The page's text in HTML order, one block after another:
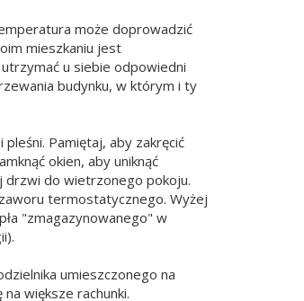
może doprowadzić
mieszkaniu jest
u siebie odpowiedni
budynku, w którym i ty
Pamiętaj, aby zakręcić
okien, aby uniknąć
drzwi do wietrzonego pokoju.
termostatycznego. Wyżej
"zmagazynowanego" w
umieszczonego na
większe rachunki.